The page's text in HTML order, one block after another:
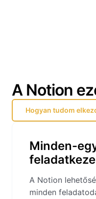
A Notion
Hogyan tudom
Minden-
A Notion
minden